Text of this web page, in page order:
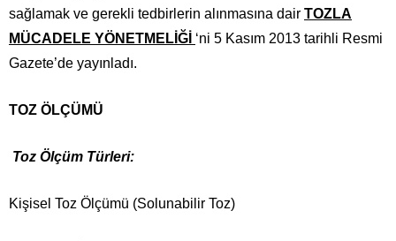
sağlamak ve gerekli tedbirlerin alınmasına dair TOZLA
MÜCADELE YÖNETMELİĞİ ‘ni 5 Kasım 2013 tarihli Resmi
Gazete’de yayınladı.
TOZ ÖLÇÜMÜ
Toz Ölçüm Türleri:
Kişisel Toz Ölçümü (Solunabilir Toz)